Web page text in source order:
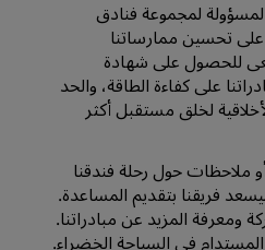
لمجموعة فنادق
تحسين ممارساتنا
للحصول على شهادة
على كفاءة الطاقة، والحد
لخلق مستقبل أكثر
ملاحظات حول رحلة فندقنا
فريقنا بتقديم المساعدة.
ومعرفة المزيد عن مبادراتنا.
في السياحة الخضراء.